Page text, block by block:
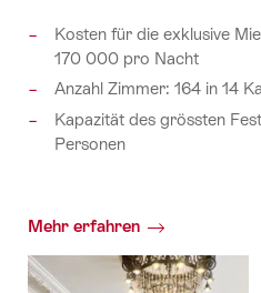
Kosten für die exklusive
170 000 pro Nacht
Anzahl Zimmer: 164 in 14
Kapazität des grössten
Personen
Mehr erfahren